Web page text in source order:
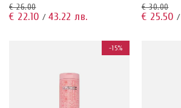
€ 26.00
€ 22.10 / 43.22 лв.
€ 30.00
€ 25.50 /
-15%